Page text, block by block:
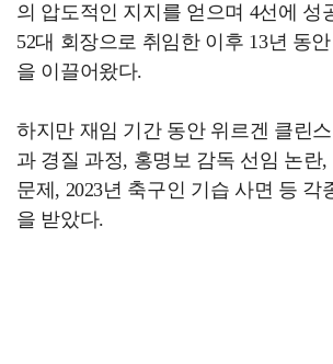
의 압도적인 지지를 얻으며 4선에 성
52대 회장으로 취임한 이후 13년 동
을 이끌어왔다.
하지만 재임 기간 동안 위르겐 클린
과 경질 과정, 홍명보 감독 선임 논란
문제, 2023년 축구인 기습 사면 등 각
을 받았다.